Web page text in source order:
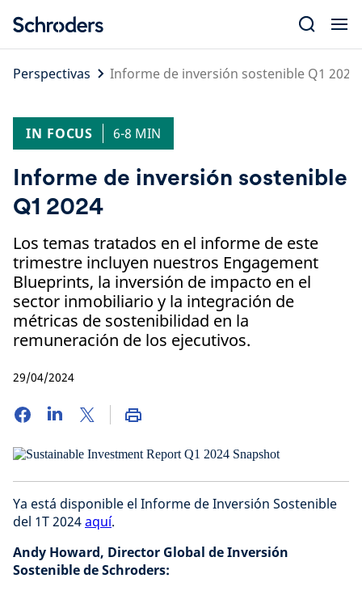
content
Perspectivas
Informe de inversión sostenible Q1 2024
IN FOCUS 6-8 MIN
Informe de inversión sostenible
Q1 2024
Los temas tratados en el informe de este
trimestre incluyen nuestros Engagement
Blueprints, la inversión de impacto en el
sector inmobiliario y la integración de
métricas de sostenibilidad en la
remuneración de los ejecutivos.
29/04/2024
Ya está disponible el Informe de Inversión Sostenible
del 1T 2024aquí.
Andy Howard, Director Global de Inversión
Sostenible de Schroders: